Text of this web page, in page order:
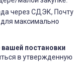
через СДЭК, Почту
максимально
постановки
в утвержденную